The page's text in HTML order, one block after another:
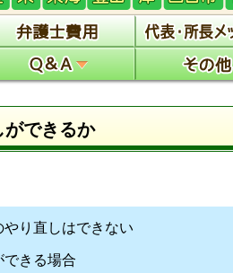
ができるか
り直しはできない
きる場合